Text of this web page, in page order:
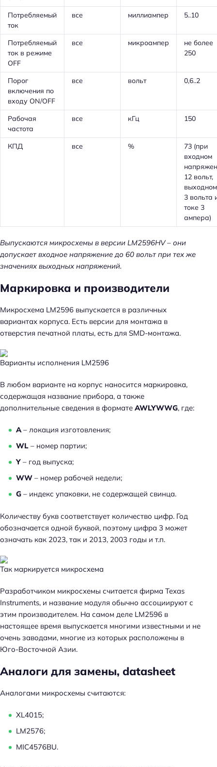
Потребляемый
ток
все миллиампер 5..10
Потребляемый
ток в режиме
OFF
все микроампер
не более
250
Порог
включения по
входу ON/OFF
все вольт 0,6..2
Рабочая
частота
все кГц 150
КПД все %
73 (при
входном
12 вольт,
3 вольта
токе 3
ампера)
Выпускаются микросхемы в версии LM2596HV – они
допускает входное напряжение до 60 вольт при тех же
значениях выходных напряжений.
Маркировка и производители
Микросхема LM2596 выпускается в различных
вариантах корпуса. Есть версии для монтажа в
отверстия печатной платы, есть для SMD-монтажа.
Варианты исполнения LM2596
В любом варианте на корпус наносится маркировка,
содержащая название прибора, а также
дополнительные сведения в формате AWLYWWG, где:
A – локация изготовления;
WL – номер партии;
Y – год выпуска;
WW – номер рабочей недели;
G – индекс упаковки, не содержащей свинца.
Количеству букв соответствует количество цифр. Год
обозначается одной буквой, поэтому цифра 3 может
означать как 2023, так и 2013, 2003 годы и т.п.
Так маркируется микросхема
Разработчиком микросхемы считается фирма Texas
Instruments, и название модуля обычно ассоциируют с
этим производителем. На самом деле LM2596 в
настоящее время выпускается многими известными и не
очень заводами, многие из которых расположены в
Юго-Восточной Азии.
Аналоги для замены, datasheet
Аналогами микросхемы считаются:
XL4015;
LM2576;
MIC4576BU.